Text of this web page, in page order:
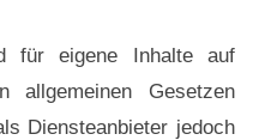
für eigene Inhalte auf
allgemeinen Gesetzen
Diensteanbieter jedoch